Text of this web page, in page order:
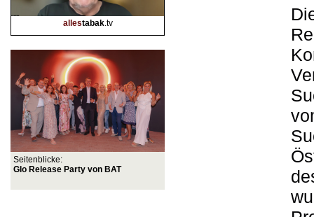
allestabak.tv
Seitenblicke:
Glo Release Party von BAT